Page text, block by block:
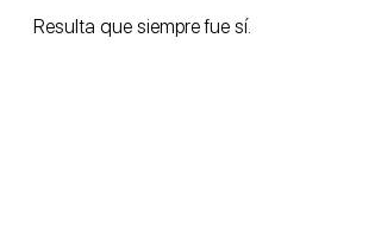
Resulta que siempre fue sí.